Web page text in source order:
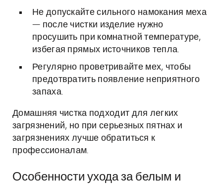
Не допускайте сильного намокания меха
— после чистки изделие нужно
просушить при комнатной температуре,
избегая прямых источников тепла.
Регулярно проветривайте мех, чтобы
предотвратить появление неприятного
запаха.
Домашняя чистка подходит для легких
загрязнений, но при серьезных пятнах и
загрязнениях лучше обратиться к
профессионалам.
Особенности ухода за белым и